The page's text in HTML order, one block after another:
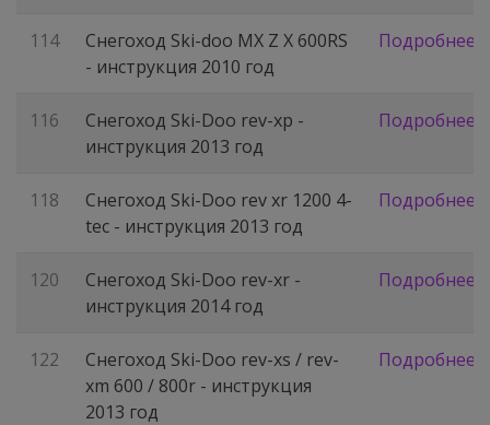
114
Снегоход Ski-doo MX Z X 600RS
- инструкция 2010 год
Подробнее
116
Снегоход Ski-Doo rev-xp -
инструкция 2013 год
Подробнее
118
Снегоход Ski-Doo rev xr 1200 4-
tec - инструкция 2013 год
Подробнее
120
Снегоход Ski-Doo rev-xr -
инструкция 2014 год
Подробнее
122
Снегоход Ski-Doo rev-xs / rev-
xm 600 / 800r - инструкция
2013 год
Подробнее